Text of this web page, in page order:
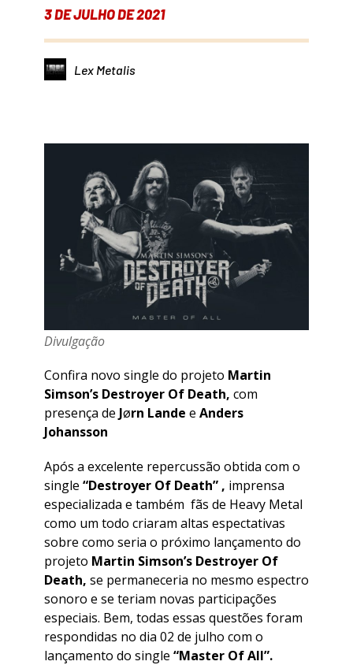
3 DE JULHO DE 2021
Lex Metalis
Divulgação
Confira novo single do projeto Martin
Simson’s Destroyer Of Death, com
presença de Jørn Lande e Anders
Johansson
Após a excelente repercussão obtida com o
single “Destroyer Of Death” , imprensa
especializada e também fãs de Heavy Metal
como um todo criaram altas espectativas
sobre como seria o próximo lançamento do
projeto Martin Simson’s Destroyer Of
Death, se permaneceria no mesmo espectro
sonoro e se teriam novas participações
especiais. Bem, todas essas questões foram
respondidas no dia 02 de julho com o
lançamento do single “Master Of All”.